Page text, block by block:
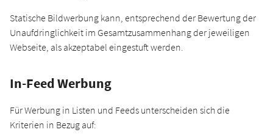
Statische Bildwerbung kann, entsprechend der Bewertung der
Unaufdringlichkeit im Gesamtzusammenhang der jeweiligen
Webseite, als akzeptabel eingestuft werden.
In-Feed Werbung
Für Werbung in Listen und Feeds unterscheiden sich die
Kriterien in Bezug auf: